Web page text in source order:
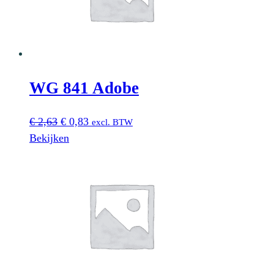
WG 841 Adobe
€2,63 Oorspronkelijke
prijs
€ 0,83Huidige
excl. BTW
Bekijken